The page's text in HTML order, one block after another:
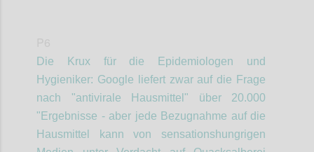
Die Krux für die Epidemiologen und
Hygieniker: Google liefert zwar auf die Frage
nach "antivirale Hausmittel" über 20.000
"Ergebnisse - aber jede Bezugnahme auf die
Hausmittel kann von sensationshungrigen